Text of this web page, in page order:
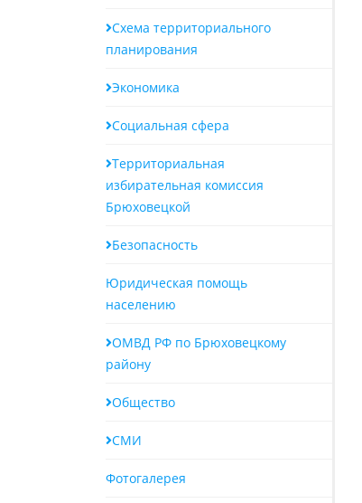
Схема территориального
планирования
Экономика
Социальная сфера
Территориальная
избирательная комиссия
Брюховецкой
Безопасность
Юридическая помощь
населению
ОМВД РФ по Брюховецкому
району
Общество
СМИ
Фотогалерея